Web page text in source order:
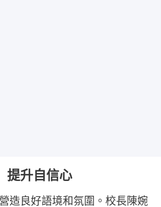
提升自信心
造良好語境和氛圍。校長陳婉